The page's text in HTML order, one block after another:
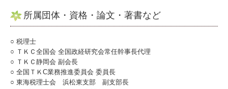
TKCシステムのご紹介
お客様紹介
所属団体・資格・論文・著書など
○ 税理士
○ ＴＫＣ全国会 全国政経研究会常任幹事長代理
○ ＴＫＣ静岡会 副会長
○ 全国ＴＫC業務推進委員会 委員長
○ 東海税理士会 浜松東支部 副支部長